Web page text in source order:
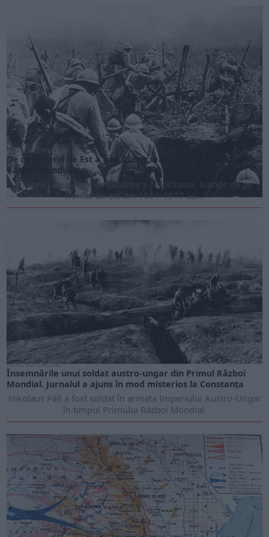
ARTICOLE ONLINE
De ce Frontul de Est a fost numit teatrul uitat al Primului
Război Mondial?
În ceea ce privește amploarea și ferocitatea, luptele de pe
frontul de est din 1914-1917 au...
ARTICOLE ONLINE
Însemnările unui soldat austro-ungar din Primul Război
Mondial. Jurnalul a ajuns în mod misterios la Constanța
Nikolaus Páll a fost soldat în armata Imperiului Austro-Ungar
în timpul Primului Război Mondial.